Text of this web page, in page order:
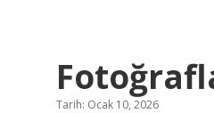
Tarih: Ocak 10, 2026